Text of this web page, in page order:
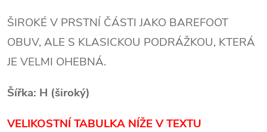
ŠIROKÉ V PRSTNÍ ČÁSTI JAKO BAREFOOT
OBUV, ALE S KLASICKOU PODRÁŽKOU, KTERÁ
JE VELMI OHEBNÁ.
Šířka: H (široký)
VELIKOSTNÍ TABULKA NÍŽE V TEXTU